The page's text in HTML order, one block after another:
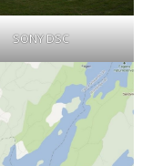
SONY DSC